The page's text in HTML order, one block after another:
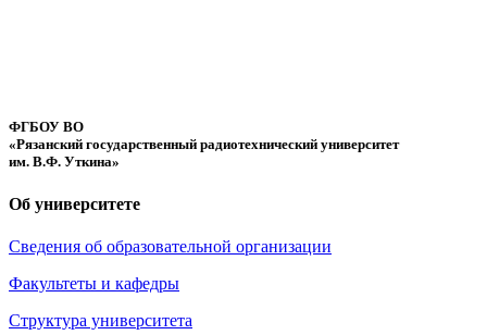
ФГБОУ ВО
«Рязанский государственный радиотехнический университет
им. В.Ф. Уткина»
Об университете
Сведения об образовательной организации
Факультеты и кафедры
Структура университета